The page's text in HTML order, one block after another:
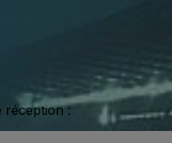
réception :